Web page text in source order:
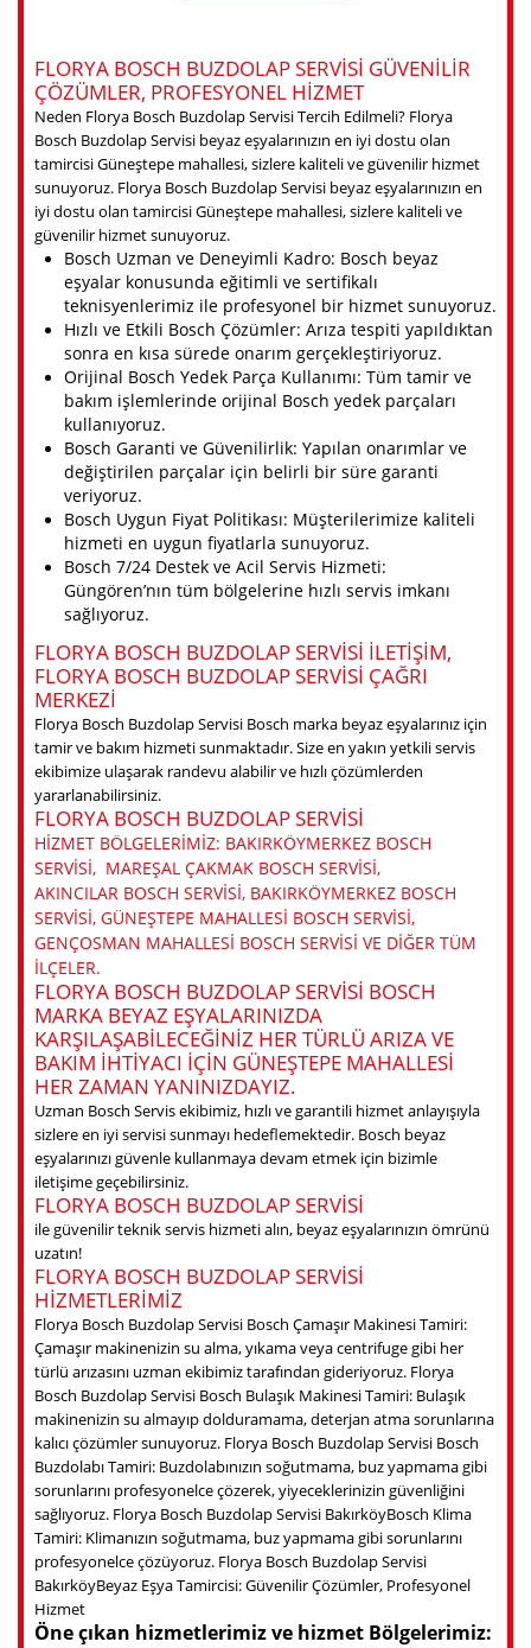
FLORYA BOSCH BUZDOLAP SERVISI GÜVENILIR
ÇÖZÜMLER, PROFESYONEL HIZMET
Neden Florya Bosch Buzdolap Servisi Tercih Edilmeli? Florya
Bosch Buzdolap Servisi beyaz eşyalarınızın en iyi dostu olan
tamircisi Güneştepe mahallesi, sizlere kaliteli ve güvenilir hizmet
sunuyoruz. Florya Bosch Buzdolap Servisi beyaz eşyalarınızın en
iyi dostu olan tamircisi Güneştepe mahallesi, sizlere kaliteli ve
güvenilir hizmet sunuyoruz.
Bosch Uzman ve Deneyimli Kadro: Bosch beyaz
eşyalar konusunda eğitimli ve sertifikalı
teknisyenlerimiz ile profesyonel bir hizmet sunuyoruz.
Hızlı ve Etkili Bosch Çözümler: Arıza tespiti yapıldıktan
sonra en kısa sürede onarım gerçekleştiriyoruz.
Orijinal Bosch Yedek Parça Kullanımı: Tüm tamir ve
bakım işlemlerinde orijinal Bosch yedek parçaları
kullanıyoruz.
Bosch Garanti ve Güvenilirlik: Yapılan onarımlar ve
değiştirilen parçalar için belirli bir süre garanti
veriyoruz.
Bosch Uygun Fiyat Politikası: Müşterilerimize kaliteli
hizmeti en uygun fiyatlarla sunuyoruz.
Bosch 7/24 Destek ve Acil Servis Hizmeti:
Güngören’nın tüm bölgelerine hızlı servis imkanı
sağlıyoruz.
FLORYA BOSCH BUZDOLAP SERVISI ILETIŞIM,
FLORYA BOSCH BUZDOLAP SERVISI ÇAĞRI
MERKEZI
Florya Bosch Buzdolap Servisi Bosch marka beyaz eşyalarınız için
tamir ve bakım hizmeti sunmaktadır. Size en yakın yetkili servis
ekibimize ulaşarak randevu alabilir ve hızlı çözümlerden
yararlanabilirsiniz.
FLORYA BOSCH BUZDOLAP SERVISI
HIZMET BÖLGELERIMIZ: BAKIRKÖYMERKEZ BOSCH
SERVISI, MAREŞAL ÇAKMAK BOSCH SERVISI,
AKINCILAR BOSCH SERVISI, BAKIRKÖYMERKEZ BOSCH
SERVISI, GÜNEŞTEPE MAHALLESI BOSCH SERVISI,
GENÇOSMAN MAHALLESI BOSCH SERVISI VE DIĞER TÜM
ILÇELER.
FLORYA BOSCH BUZDOLAP SERVISI BOSCH
MARKA BEYAZ EŞYALARINIZDA
KARŞILAŞABILECEĞINIZ HER TÜRLÜ ARIZA VE
BAKIM IHTIYACI IÇIN GÜNEŞTEPE MAHALLESI
HER ZAMAN YANINIZDAYIZ.
Uzman Bosch Servis ekibimiz, hızlı ve garantili hizmet anlayışıyla
sizlere en iyi servisi sunmayı hedeflemektedir. Bosch beyaz
eşyalarınızı güvenle kullanmaya devam etmek için bizimle
iletişime geçebilirsiniz.
FLORYA BOSCH BUZDOLAP SERVISI
ile güvenilir teknik servis hizmeti alın, beyaz eşyalarınızın ömrünü
uzatın!
FLORYA BOSCH BUZDOLAP SERVISI
HIZMETLERIMIZ
Florya Bosch Buzdolap Servisi Bosch Çamaşır Makinesi Tamiri:
Çamaşır makinenizin su alma, yıkama veya centrifuge gibi her
türlü arızasını uzman ekibimiz tarafından gideriyoruz. Florya
Bosch Buzdolap Servisi Bosch Bulaşık Makinesi Tamiri: Bulaşık
makinenizin su almayıp dolduramama, deterjan atma sorunlarına
kalıcı çözümler sunuyoruz. Florya Bosch Buzdolap Servisi Bosch
Buzdolabı Tamiri: Buzdolabınızın soğutmama, buz yapmama gibi
sorunlarını profesyonelce çözerek, yiyeceklerinizin güvenliğini
sağlıyoruz. Florya Bosch Buzdolap Servisi BakırköyBosch Klima
Tamiri: Klimanızın soğutmama, buz yapmama gibi sorunlarını
profesyonelce çözüyoruz. Florya Bosch Buzdolap Servisi
BakırköyBeyaz Eşya Tamircisi: Güvenilir Çözümler, Profesyonel
Hizmet
Öne çıkan hizmetlerimiz ve hizmet Bölgelerimiz: